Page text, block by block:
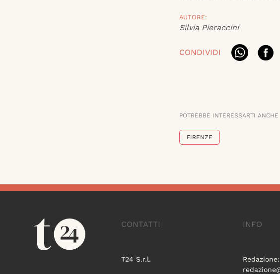
AUTORE:
Silvia Pieraccini
CONDIVIDI
POTREBBE INTERESSARTI ANCHE
FIRENZE
CONTATTI
T24 S.r.l.
INFO
Redazione: